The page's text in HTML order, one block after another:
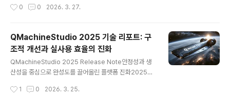
감당이 안 되는 상태가 됩니다.이 글은 단순히 “어떻게 개
처음 해야 할 일은 코드를 짜는 게 아닙니다.자재가 어디서
어디로 이동하는지어떤 타이밍에 무엇이 움직이는지센서
가 왜 존재하는지이걸 이해해야 합니다.특히 중요한 질문
은 이것입니다:“이 동작이 왜 필요한가?”이 질문에 답을 못
로만 짜지 마라주니어가 가장 많이 하는 실수입니다. if (A)
0 0 2026. 3. 27.
QMachineStudio 2025 기술 리포트: 구
조적 개선과 실사용 효율의 진화
QMachineStudio 2025 Release Note안정성과 생
산성을 중심으로 완성도를 끌어올린 플랫폼 진화2025년
완성도와 실사용 품질을 높이는 데 집중한 해였습니다.자
1 0 2026. 3. 25.